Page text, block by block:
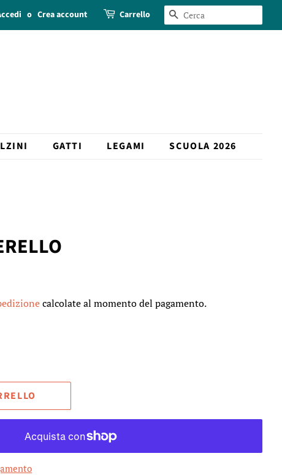
o Crea account Carrello CERCA
GATTI LEGAMI SCUOLA 2026
calcolate al momento del pagamento.